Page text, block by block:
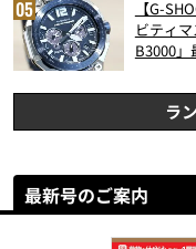
【G-
ビティ
B3000
ラ
最新号のご案内